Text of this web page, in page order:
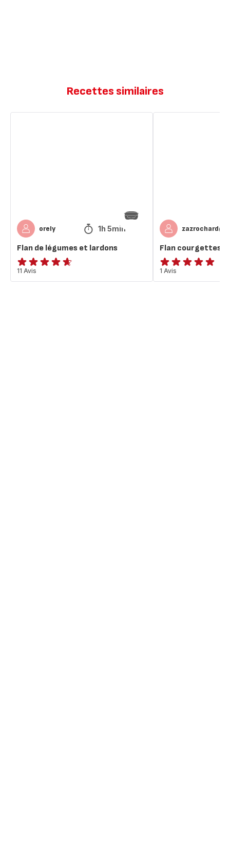
Recettes similaires
orely 1h 5min
Flan de légumes et lardons
ratings.4.6
11 Avis
Flan courgettes
Avis
5
1 Avis